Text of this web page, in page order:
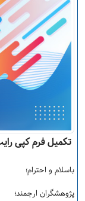
تکمیل فرم کپی
باسلام و احترام؛
پژوهشگران ارجمند؛